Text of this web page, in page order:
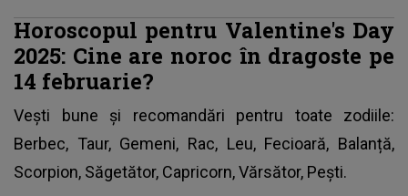
Horoscopul pentru Valentine's Day
2025: Cine are noroc în dragoste pe
14 februarie?
Vești bune și recomandări pentru toate zodiile:
Berbec, Taur, Gemeni, Rac, Leu, Fecioară, Balanță,
Scorpion, Săgetător, Capricorn, Vărsător, Pești.